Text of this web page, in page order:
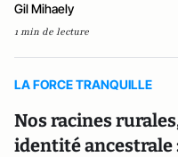
Gil Mihaely
1 min de lecture
LA FORCE TRANQUILLE
Nos racines
identité ancestrale